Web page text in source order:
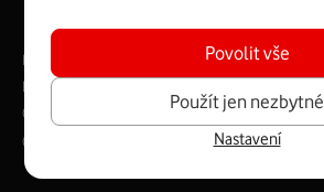
Mb/s.
Více o Zyxel VMG8623-T50B
Právní­ podmí­nky
Ochrana soukromí­
Digitální odpovědnost
Ceník
Copyright © 2026 Vodafone Czech Republic a.s.
Použít jen nezbytné
Povolit vše
Nastavení